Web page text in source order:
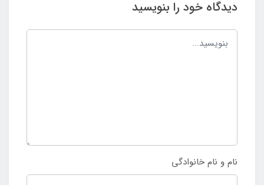
دیدگاه خود را بنویسید
نام و نام خانوادگی